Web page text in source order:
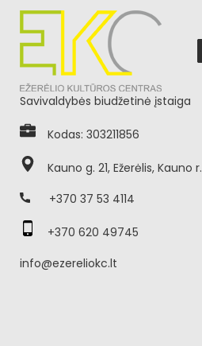
Savivaldybės biudžetinė įstaiga
Kodas: 303211856
Kauno g. 21, Ežerėlis, Kauno r.
+370 37 53 4114
+370 620 49745
info@ezereliokc.lt